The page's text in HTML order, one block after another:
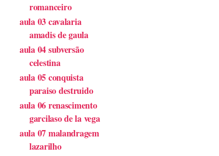
romanceiro
aula 03 cavalaria
amadis de gaula
aula 04 subversão
celestina
aula 05 conquista
paraiso destruido
aula 06 renascimento
garcilaso de la vega
aula 07 malandragem
lazarilho